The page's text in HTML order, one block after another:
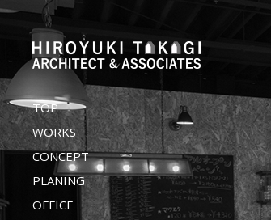
TOP
WORKS
CONCEPT
PLANING
OFFICE